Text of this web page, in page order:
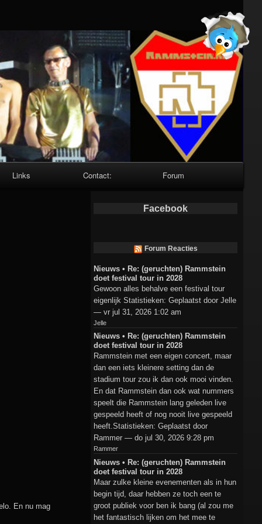
Links Contact: Forum
En nu mag
Facebook
Forum Reacties
Nieuws • Re: (geruchten) Rammstein
doet festival tour in 2028
Gewoon alles behalve een festival tour
eigenlijk Statistieken: Geplaatst door Jelle
— vr jul 31, 2026 1:02 am
Jelle
Nieuws • Re: (geruchten) Rammstein
doet festival tour in 2028
Rammstein met een eigen concert, maar
dan een iets kleinere setting dan de
stadium tour zou ik dan ook mooi vinden.
En dat Rammstein dan ook wat nummers
speelt die Rammstein lang geleden live
gespeeld heeft of nog nooit live gespeeld
heeft.Statistieken: Geplaatst door
Rammer — do jul 30, 2026 9:28 pm
Rammer
Nieuws • Re: (geruchten) Rammstein
doet festival tour in 2028
Maar zulke kleine evenementen als in hun
begin tijd, daar hebben ze toch een te
groot publiek voor ben ik bang (al zou me
het fantastisch lijken om het mee te